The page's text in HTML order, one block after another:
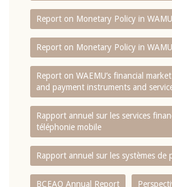
Report on Monetary Policy in WAMU
Report on Monetary Policy in WAMU
Report on WAEMU’s financial
and payment instruments and
Rapport annuel sur les services
téléphonie mobile
Rapport annuel sur les systèmes de
BCEAO Annual Report